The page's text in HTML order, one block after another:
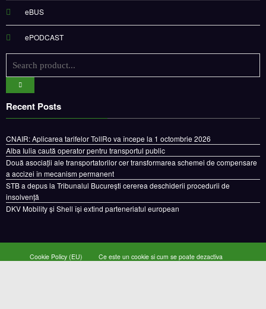
eBUS
ePODCAST
Recent Posts
CNAIR: Aplicarea tarifelor TollRo va începe la 1 octombrie 2026
Alba Iulia caută operator pentru transportul public
Două asociații ale transportatorilor cer transformarea schemei de compensare
a accizei în mecanism permanent
STB a depus la Tribunalul București cererea deschiderii procedurii de
insolvență
DKV Mobility și Shell își extind parteneriatul european
Cookie Policy (EU)
Ce este un cookie si cum se poate dezactiva